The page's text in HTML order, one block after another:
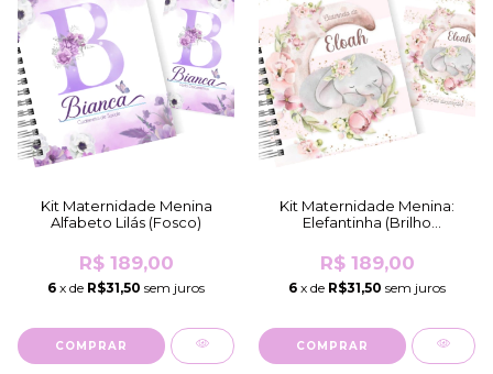
Kit Maternidade Menina
Alfabeto Lilás (Fosco)
R$ 189,00
6 x de R$31,50 sem juros
COMPRAR
Kit Maternidade Menina:
Elefantinha (Brilho
R$ 189,00
6 x de R$31,50 sem juros
COMPRAR